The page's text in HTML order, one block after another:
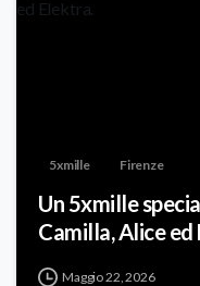
5xmille Firenze
Un 5xmille
Camilla, Alice ed
Maggio 22, 2026